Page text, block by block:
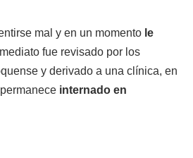
mal y en un momento le
fue revisado por los
y derivado a una clínica, en
internado en